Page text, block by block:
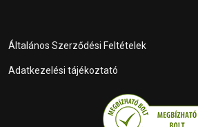
Általános Szerződési Feltételek
Adatkezelési tájékoztató